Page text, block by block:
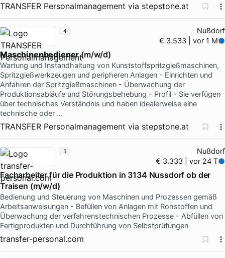
TRANSFER Personalmanagement via stepstone.at
Nußdorf
€ 3.533 | vor 1 M
Maschinenbediener(m/w/d)
Wartung und Instandhaltung von Kunststoffspritzgießmaschinen,
Spritzgießwerkzeugen und peripheren Anlagen - Einrichten und
Anfahren der Spritzgießmaschinen - Überwachung der
Produktionsabläufe und Störungsbehebung - Profil - Sie verfügen
über technisches Verständnis und haben idealerweise eine
technische oder …
TRANSFER Personalmanagement via stepstone.at
4
Nußdorf
€ 3.333 | vor 24 T
Facharbeiter für die Produktion in 3134 Nussdorf ob der
Traisen (m/w/d)
Bedienung und Steuerung von Maschinen und Prozessen gemäß
Arbeitsanweisungen - Befüllen von Anlagen mit Rohstoffen und
Überwachung der verfahrenstechnischen Prozesse - Abfüllen von
Fertigprodukten und Durchführung von Selbstprüfungen
transfer-personal.com
5